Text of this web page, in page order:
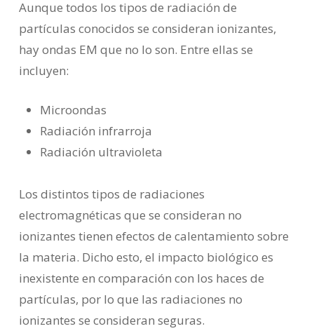
Aunque todos los tipos de radiación de
partículas conocidos se consideran ionizantes,
hay ondas EM que no lo son. Entre ellas se
incluyen:
Microondas
Radiación infrarroja
Radiación ultravioleta
Los distintos tipos de radiaciones
electromagnéticas que se consideran no
ionizantes tienen efectos de calentamiento sobre
la materia. Dicho esto, el impacto biológico es
inexistente en comparación con los haces de
partículas, por lo que las radiaciones no
ionizantes se consideran seguras.